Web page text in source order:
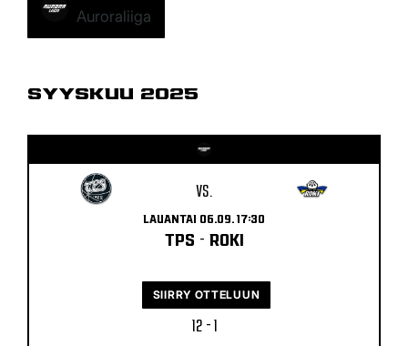
Auroraliiga
SYYSKUU 2025
VS.
LAUANTAI 06.09. 17:30
TPS - ROKI
12 - 1
SIIRRY OTTELUUN